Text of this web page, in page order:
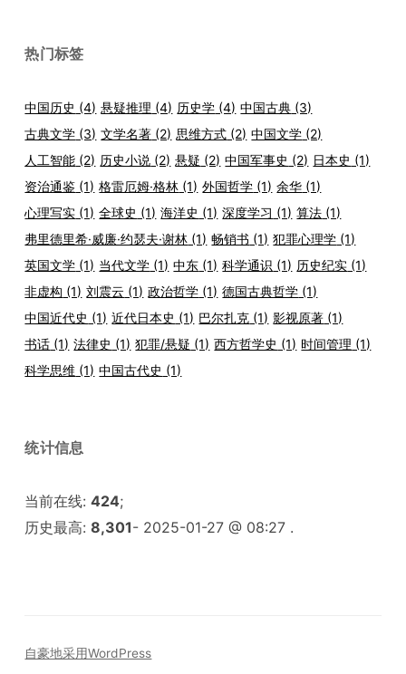
热门标签
中国历史 (4) 悬疑推理 (4) 历史学 (4) 中国古典 (3)
古典文学 (3) 文学名著 (2) 思维方式 (2) 中国文学 (2)
人工智能 (2) 历史小说 (2) 悬疑 (2) 中国军事史 (2) 日本史 (1)
资治通鉴 (1) 格雷厄姆·格林 (1) 外国哲学 (1) 余华 (1)
心理写实 (1) 全球史 (1) 海洋史 (1) 深度学习 (1) 算法 (1)
弗里德里希·威廉·约瑟夫·谢林 (1) 畅销书 (1) 犯罪心理学 (1)
英国文学 (1) 当代文学 (1) 中东 (1) 科学通识 (1) 历史纪实 (1)
非虚构 (1) 刘震云 (1) 政治哲学 (1) 德国古典哲学 (1)
中国近代史 (1) 近代日本史 (1) 巴尔扎克 (1) 影视原著 (1)
书话 (1) 法律史 (1) 犯罪/悬疑 (1) 西方哲学史 (1) 时间管理 (1)
科学思维 (1) 中国古代史 (1)
统计信息
当前在线:424;
历史最高:8,301- 2025-01-27 @ 08:27 .
自豪地采用WordPress